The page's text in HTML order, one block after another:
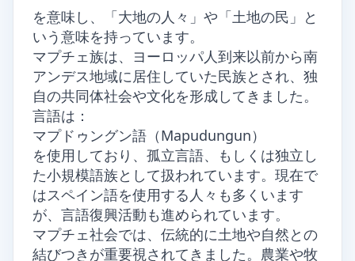
を意味し、「大地の人々」や「土地の民」と
いう意味を持っています。
マプチェ族は、ヨーロッパ人到来以前から南
アンデス地域に居住していた民族とされ、独
自の共同体社会や文化を形成してきました。
言語は：
マプドゥングン語（Mapudungun）
を使用しており、孤立言語、もしくは独立し
た小規模語族として扱われています。現在で
はスペイン語を使用する人々も多くいます
が、言語復興活動も進められています。
マプチェ社会では、伝統的に土地や自然との
結びつきが重要視されてきました。農業や牧